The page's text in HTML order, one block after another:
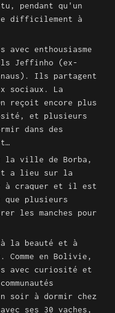
pendant qu'un
difficilement à
enthousiasme
Jeffinho (ex-
Ils partagent
sociaux. La
reçoit encore plus
et plusieurs
dans des
la ville de Borba,
a lieu sur la
à craquer et il est
plusieurs
les manches pour
la beauté et à
en Bolivie,
avec curiosité et
soir à dormir chez
ses 30 vaches,